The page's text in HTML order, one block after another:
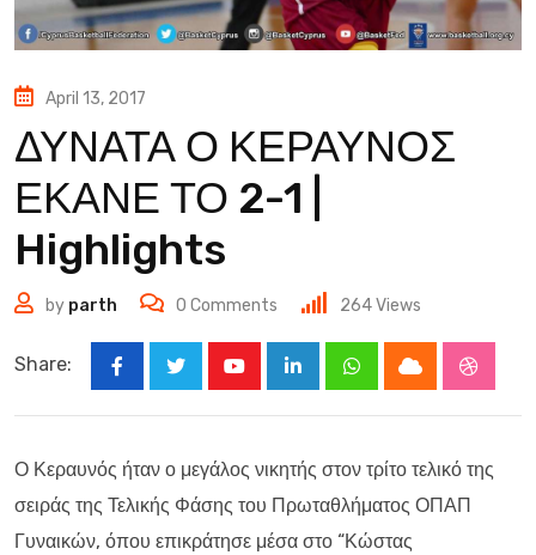
April 13, 2017
ΔΥΝΑΤΑ Ο ΚΕΡΑΥΝΟΣ
ΕΚΑΝΕ ΤΟ 2-1 |
Highlights
by parth 0 Comments 264Views
Share:
LinkedInWhatsappCloud
Ο Κεραυνός ήταν ο μεγάλος νικητής στον τρίτο τελικό της
σειράς της Τελικής Φάσης του Πρωταθλήματος ΟΠΑΠ
Γυναικών, όπου επικράτησε μέσα στο “Κώστας